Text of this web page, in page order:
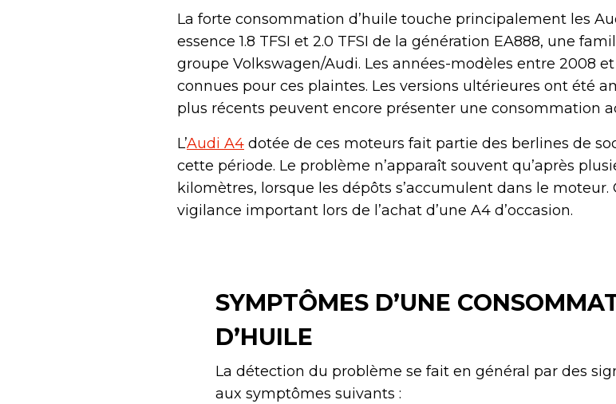
La forte consommation d’huile touche principalement les
essence 1.8 TFSI et 2.0 TFSI de la génération EA888, une
groupe Volkswagen/Audi. Les années-modèles entre 2008
connues pour ces plaintes. Les versions ultérieures ont été
plus récents peuvent encore présenter une consommation
L’Audi A4 dotée de ces moteurs fait partie des berlines de
cette période. Le problème n’apparaît souvent qu’après
kilomètres, lorsque les dépôts s’accumulent dans le moteur.
vigilance important lors de l’achat d’une A4 d’occasion.
SYMPTÔMES D’UNE
D’HUILE
La détection du problème se fait en général par des
aux symptômes suivants :